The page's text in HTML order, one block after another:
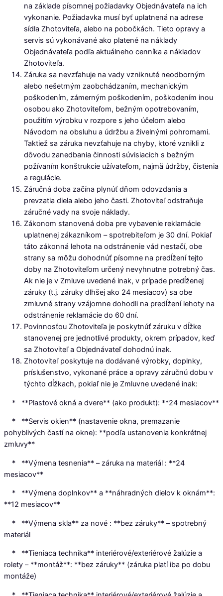
na základe písomnej požiadavky Objednávateľa na ich
vykonanie. Požiadavka musí byť uplatnená na adrese
sídla Zhotoviteľa, alebo na pobočkách. Tieto opravy a
servis sú vykonávané ako platené na náklady
Objednávateľa podľa aktuálneho cenníka a nákladov
Zhotoviteľa.
Záruka sa nevzťahuje na vady vzniknuté neodborným
alebo nešetrným zaobchádzaním, mechanickým
poškodením, zámerným poškodením, poškodením inou
osobou ako Zhotoviteľom, bežným opotrebovaním,
použitím výrobku v rozpore s jeho účelom alebo
Návodom na obsluhu a údržbu a živelnými pohromami.
Taktiež sa záruka nevzťahuje na chyby, ktoré vznikli z
dôvodu zanedbania činnosti súvisiacich s bežným
požívaním konštrukcie užívateľom, najmä údržby, čistenia
a regulácie.
Záručná doba začína plynúť dňom odovzdania a
prevzatia diela alebo jeho časti. Zhotoviteľ odstraňuje
záručné vady na svoje náklady.
Zákonom stanovená doba pre vybavenie reklamácie
uplatnenej zákazníkom – spotrebiteľom je 30 dní. Pokiaľ
táto zákonná lehota na odstránenie vád nestačí, obe
strany sa môžu dohodnúť písomne na predĺžení tejto
doby na Zhotoviteľom určený nevyhnutne potrebný čas.
Ak nie je v Zmluve uvedené inak, v prípade predĺženej
záruky (t.j. záruky dlhšej ako 24 mesiacov) sa obe
zmluvné strany vzájomne dohodli na predĺžení lehoty na
odstránenie reklamácie do 60 dní.
Povinnosťou Zhotoviteľa je poskytnúť záruku v dĺžke
stanovenej pre jednotlivé produkty, okrem prípadov, keď
sa Zhotoviteľ a Objednávateľ dohodnú inak.
Zhotoviteľ poskytuje na dodávané výrobky, doplnky,
príslušenstvo, vykonané práce a opravy záručnú dobu v
týchto dĺžkach, pokiaľ nie je Zmluvne uvedené inak:
* **Plastové okná a dvere** (ako produkt): **24 mesiacov**
* **Servis okien** (nastavenie okna, premazanie
pohyblivých častí na okne): **podľa ustanovenia konkrétnej
zmluvy**
* **Výmena tesnenia** – záruka na materiál : **24
mesiacov**
* **Výmena doplnkov** a **náhradných dielov k oknám**:
**12 mesiacov**
* **Výmena skla** za nové : **bez záruky** – spotrebný
materiál
* **Tieniaca technika** interiérové/exteriérové žalúzie a
rolety – **montáž**: **bez záruky** (záruka platí iba po dobu
montáže)